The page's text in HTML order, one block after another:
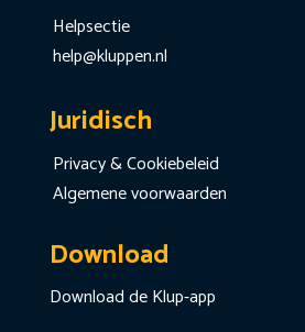
Helpsectie
help@kluppen.nl
Juridisch
Privacy & Cookiebeleid
Algemene voorwaarden
Download
Download de Klup-app